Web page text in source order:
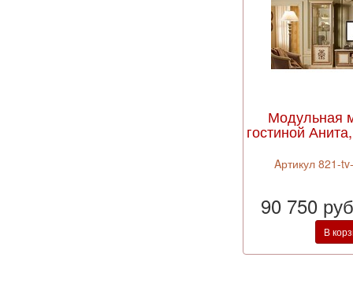
Модульная
гостиной
Aртикул 821-
90 750
В